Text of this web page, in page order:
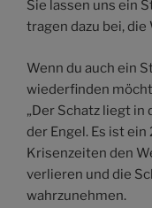
Sie lassen uns ein
tragen dazu bei,
Wenn du auch ein
wiederfinden
„Der Schatz liegt
der Engel. Es ist
Krisenzeiten den
verlieren und die
wahrzunehmen.